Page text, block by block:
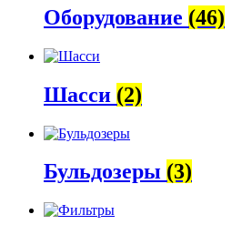
Оборудование (46)
Шасси (2)
Бульдозеры (3)